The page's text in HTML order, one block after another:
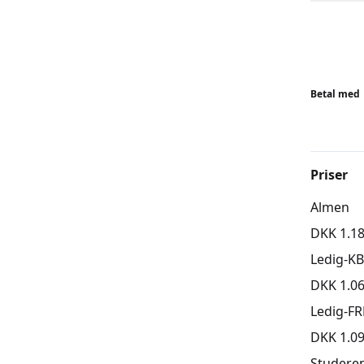
-
-
fødslen.
HUSK
Betal med
Priser
Almen
DKK
Ledig-
DKK
Ledig-
DKK